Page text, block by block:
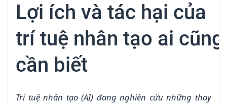
Lợi ích và tác hại của
trí tuệ nhân tạo ai cũng
cần biết
Trí tuệ nhân tạo (AI) đang nghiên cứu những thay